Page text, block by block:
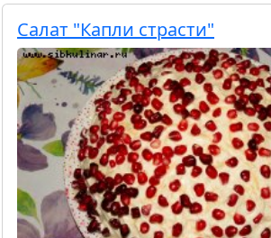
Салат "Капли страсти"